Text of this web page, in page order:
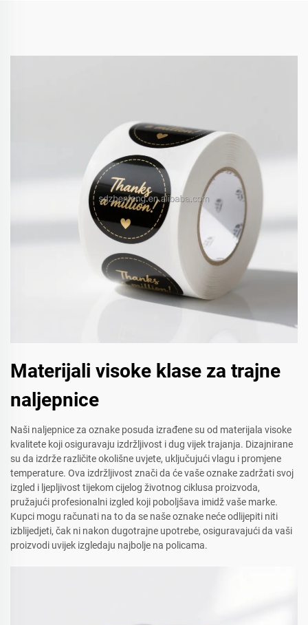
Materijali visoke klase za trajne
naljepnice
Naši naljepnice za oznake posuda izrađene su od materijala visoke
kvalitete koji osiguravaju izdržljivost i dug vijek trajanja. Dizajnirane
su da izdrže različite okolišne uvjete, uključujući vlagu i promjene
temperature. Ova izdržljivost znači da će vaše oznake zadržati svoj
izgled i ljepljivost tijekom cijelog životnog ciklusa proizvoda,
pružajući profesionalni izgled koji poboljšava imidž vaše marke.
Kupci mogu računati na to da se naše oznake neće odlijepiti niti
izblijedjeti, čak ni nakon dugotrajne upotrebe, osiguravajući da vaši
proizvodi uvijek izgledaju najbolje na policama.